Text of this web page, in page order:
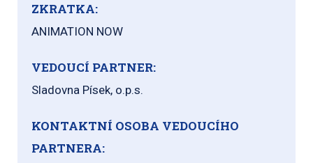
ZKRATKA:
ANIMATION NOW
VEDOUCÍ PARTNER:
Sladovna Písek, o.p.s.
KONTAKTNÍ OSOBA VEDOUCÍHO
PARTNERA: